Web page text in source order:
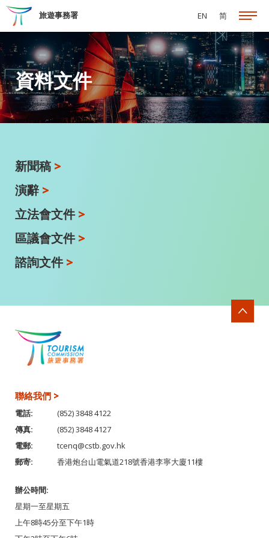
跳至主要內容
旅遊事務署 EN 简
資料文件
新聞稿 >
演辭 >
立法會文件 >
區議會文件 >
諮詢文件 >
聯絡我們 >
電話:
(852) 3848 4122
傳真:
(852) 3848 4127
電郵:
tcenq@cstb.gov.hk
郵寄:
香港炮台山電氣道218號香港李寧大廈11樓
辦公時間:
星期一至星期五
上午8時45分至下午1時